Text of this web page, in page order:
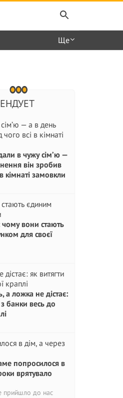
Ще
в чужу сім’ю —
він зробив
кімнаті замовкли
чому вони стають
для своєї
а ложка не дістає:
банки весь до
попросилося в
врятувало
прийшло до нас